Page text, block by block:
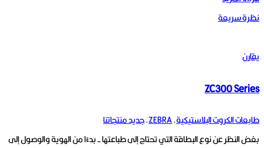
نظرة سريعة
يقارن
ZC300 Series
طابعات الكروت البلاستيكية,
ZEBRA
,جديد منتجاتنا
بغض النظر عن نوع البطاقة التي تحتاج إلى طباعتها - بدءًا من الهوية والوصول إلى